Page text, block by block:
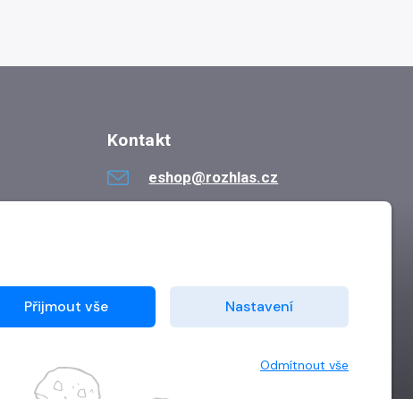
Kontakt
eshop@rozhlas.cz
Přijmout vše Nastavení
Odmítnout vše